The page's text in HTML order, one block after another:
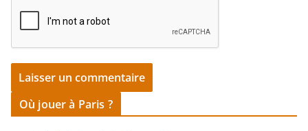
Où jouer à Paris ?